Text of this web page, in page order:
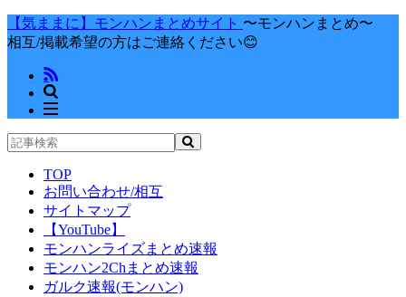
【気ままに】モンハンまとめサイト 〜モンハンまとめ〜
相互/掲載希望の方はご連絡ください😊
TOP
お問い合わせ/相互
サイトマップ
【YouTube】
モンハンライズまとめ速報
モンハン2Chまとめ速報
ガルク速報(モンハン)